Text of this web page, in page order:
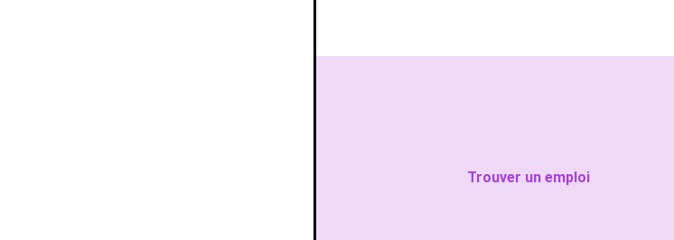
Trouver un emploi